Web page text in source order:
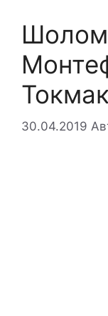
Шолом
30.04.2019